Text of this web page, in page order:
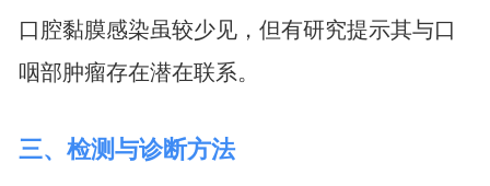
口腔黏膜感染虽较少见，但有研究提示其与口
咽部肿瘤存在潜在联系。
三、检测与诊断方法